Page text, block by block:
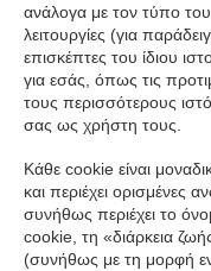
ανάλογα με τον τύπο
λειτουργίες (για
επισκέπτες του ίδιου
για εσάς, όπως τις
τους περισσότερους
σας ως χρήστη τους.
Κάθε cookie είναι
και περιέχει
συνήθως περιέχει το
cookie, τη «διάρκεια
(συνήθως με τη μορφή